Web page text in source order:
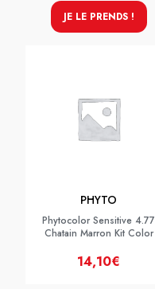
JE LE PRENDS !
PHYTO
Phytocolor Sensitive 4.77
Chatain Marron Kit Color
14,10€